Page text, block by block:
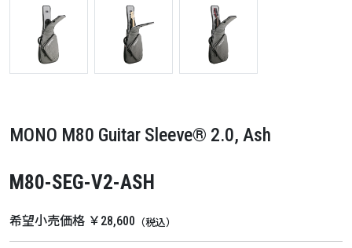
MONO M80 Guitar Sleeve® 2.0, Ash
M80-SEG-V2-ASH
希望小売価格 ￥28,600 （税込）